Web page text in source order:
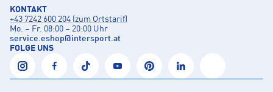
KONTAKT
+43 7242 600 204 (zum Ortstarif)
Mo. – Fr. 08:00 – 20:00 Uhr
service.eshop@intersport.at
FOLGE UNS